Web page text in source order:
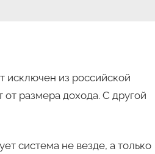
исключен из российской
размера дохода. С другой
система не везде, а только